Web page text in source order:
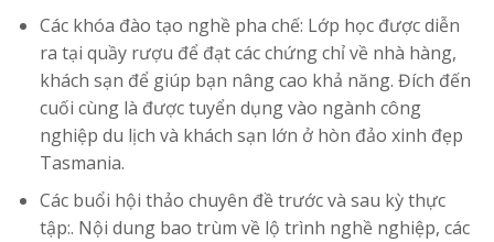
Các khóa đào tạo nghề pha chế: Lớp học được diễn
ra tại quầy rượu để đạt các chứng chỉ về nhà hàng,
khách sạn để giúp bạn nâng cao khả năng. Đích đến
cuối cùng là được tuyển dụng vào ngành công
nghiệp du lịch và khách sạn lớn ở hòn đảo xinh đẹp
Tasmania.
Các buổi hội thảo chuyên đề trước và sau kỳ thực
tập:. Nội dung bao trùm về lộ trình nghề nghiệp, các